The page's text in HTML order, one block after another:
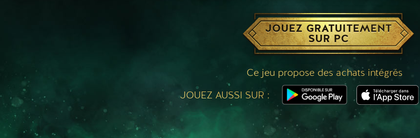
JOUEZ GRATUITEMENT
SUR PC
Ce jeu propose des achats intégrés
JOUEZ AUSSI SUR :